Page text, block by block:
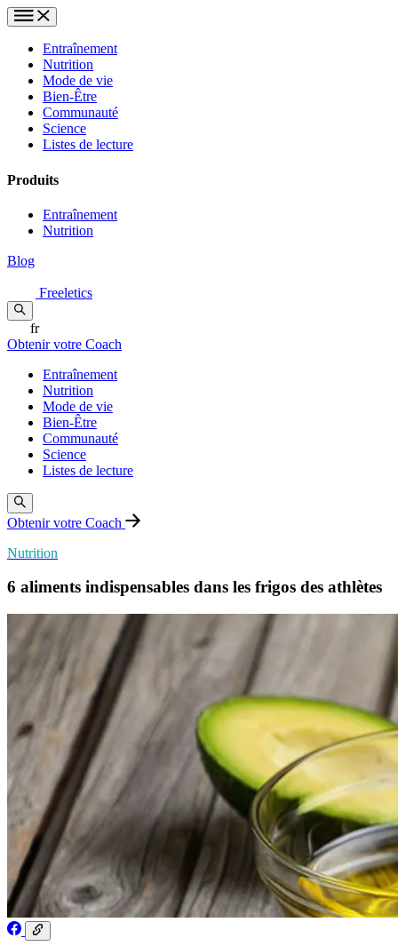
Entraînement
Nutrition
Mode de vie
Bien-Être
Communauté
Science
Listes de lecture
Produits
Entraînement
Nutrition
Blog
Freeletics
fr
Obtenir votre Coach
Entraînement
Nutrition
Mode de vie
Bien-Être
Communauté
Science
Listes de lecture
Obtenir votre Coach
Nutrition
6 aliments indispensables dans les frigos des athlètes